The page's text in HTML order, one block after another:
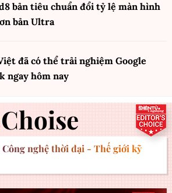
bản tiêu chuẩn đổi tỷ lệ màn hình
bản Ultra
đã có thể trải nghiệm Google
ngay hôm nay
Choise
nghệ thời đại - Thế giới kỹ